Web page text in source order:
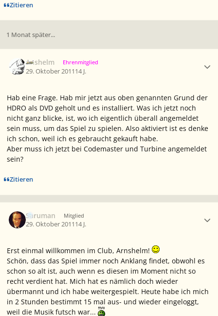
Zitieren
1 Monat später...
Anshelm Ehrenmitglied
29. Oktober 201114 J.
Hab eine Frage. Hab mir jetzt aus oben genannten Grund der
HDRO als DVD geholt und es installiert. Was ich jetzt noch
nicht ganz blicke, ist, wo ich eigentlich überall angemeldet
sein muss, um das Spiel zu spielen. Also aktiviert ist es denke
ich schon, weil ich es gebraucht gekauft habe.
Aber muss ich jetzt bei Codemaster und Turbine angemeldet
sein?
Zitieren
Saruman Mitglied
29. Oktober 201114 J.
Erst einmal willkommen im Club, Arnshelm!
Schön, dass das Spiel immer noch Anklang findet, obwohl es
schon so alt ist, auch wenn es diesen im Moment nicht so
recht verdient hat. Mich hat es nämlich doch wieder
übermannt und ich habe weitergespielt. Heute habe ich mich
in 2 Stunden bestimmt 15 mal aus- und wieder eingeloggt,
weil die Musik futsch war...